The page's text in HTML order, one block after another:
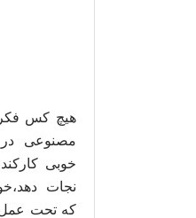
هیچ کس
مصنوعی در
خوبی
نجات
که تحت